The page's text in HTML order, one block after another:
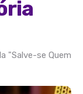
"Salve-se Quem